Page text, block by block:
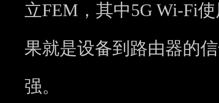
立FEM，其中5G Wi-Fi
果就是设备到路由器的
强。